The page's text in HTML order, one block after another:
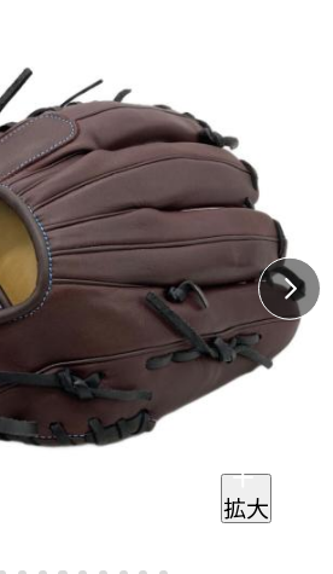
拡大